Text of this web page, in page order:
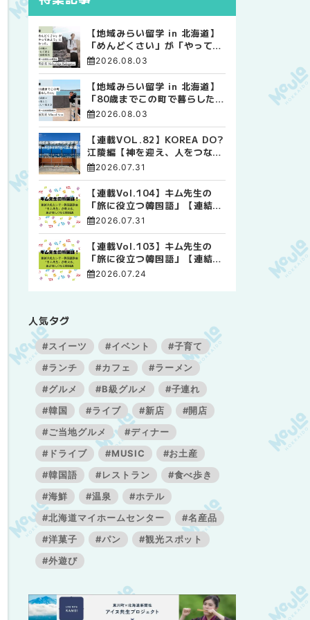
【地域みらい留学 in 北海道】
「めんどくさい」が「やってみ
よう」に変わった。 十勝の風
自由な高校生活
2026.08.03
【地域みらい留学 in 北海道】
「80歳までこの町で暮らした
い」 標津高校で踏み出した、
2026.08.03
【連載VOL.82】KOREA DO?
江陵編【神を迎え、人をつなぐ
時間 ― 江陵端午祭 】
2026.07.31
【連載Vol.104】キム先生の
「旅に役立つ韓国語」【連結語
尾について その4】
2026.07.31
【連載Vol.103】キム先生の
「旅に役立つ韓国語」【連結語
尾について その3】
2026.07.24
人気タグ
#スイーツ #イベント
#子育て
#ランチ
#カフェ
#ラーメン
#グルメ
#B級グルメ
#子連れ
#韓国
#ライブ #新店
#開店
#ご当地グルメ
#ディナー
#ドライブ
#MUSIC
#お土産
#韓国語
#レストラン
#食べ歩き
#海鮮
#温泉
#ホテル
#北海道マイホームセンター
#名産品
#洋菓子
#パン
#観光スポット
#外遊び